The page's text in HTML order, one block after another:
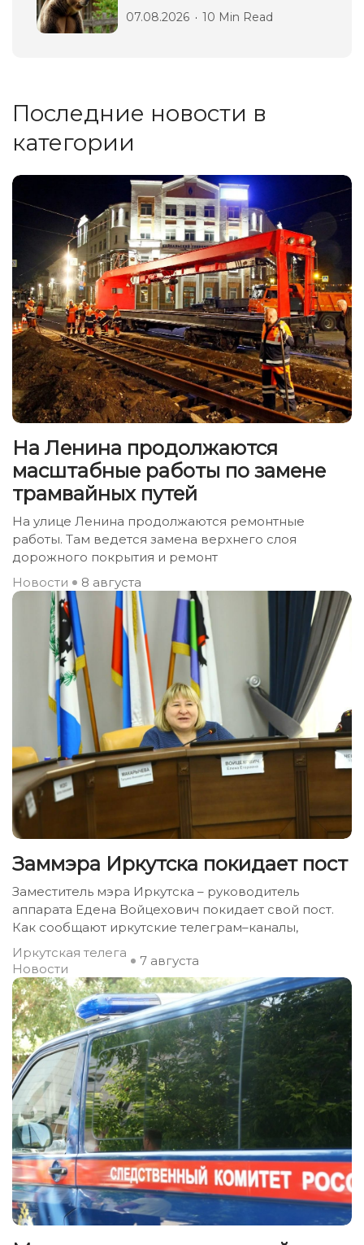
07.08.2026 10 Min Read
Последние новости в
категории
На Ленина продолжаются
масштабные работы по замене
трамвайных путей
На улице Ленина продолжаются ремонтные
работы. Там ведется замена верхнего слоя
дорожного покрытия и ремонт
Новости
8 августа
Заммэра Иркутска покидает пост
Заместитель мэра Иркутска – руководитель
аппарата Едена Войцехович покидает свой пост.
Как сообщают иркутские телеграм–каналы,
Иркутская телега
Новости
7 августа